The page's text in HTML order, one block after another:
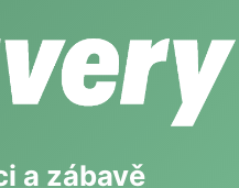
a zábavě